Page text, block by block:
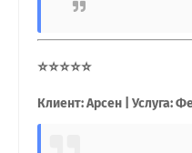
⭐⭐⭐⭐⭐
Клиент: Арсен | Услуга: